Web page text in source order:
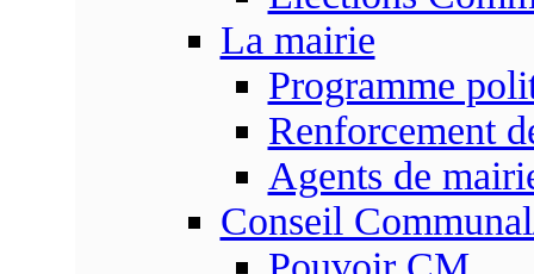
La mairie
Programme
Renforcement
Agents de
Conseil